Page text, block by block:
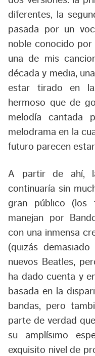
diferentes, la
pasada por un
noble conocido por
una de mis
década y media,
estar tirado en
hermoso que de
melodía
melodrama en la
futuro parecen
A partir de ahí,
continuaría sin
gran público
manejan por
con una inmensa
(quizás
nuevos Beatles,
ha dado cuenta y
basada en la
bandas, pero
parte de verdad
su amplísimo
exquisito nivel de